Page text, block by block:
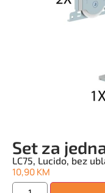
Set za
LC75, Lucido, bez
10,90KM